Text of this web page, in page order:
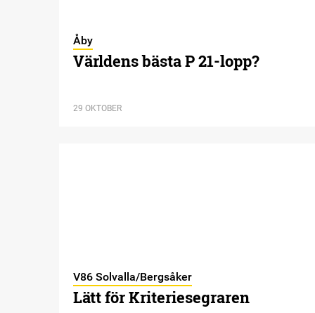
Åby
Världens bästa P 21-lopp?
29 OKTOBER
V86 Solvalla/Bergsåker
Lätt för Kriteriesegraren